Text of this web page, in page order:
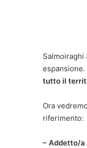
Salmoiraghi
tutto il
Ora
riferimento:
– Addetto/